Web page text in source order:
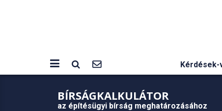
Kérdések-
BÍRSÁGKALKULÁTOR
az építésügyi bírság meghatározásához